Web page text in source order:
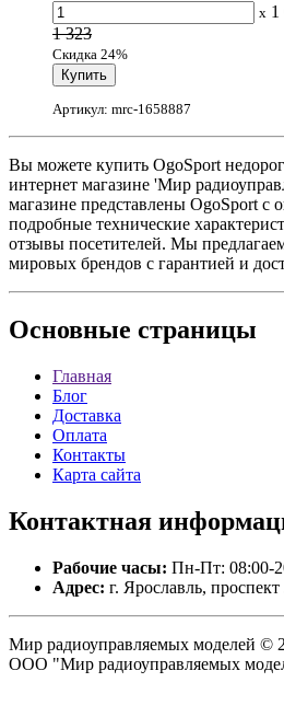
x 1
1 323
Скидка 24%
Артикул: mrc-1658887
Вы можете купить OgoSport
интернет магазине 'Мир
магазине представлены OgoSport с
подробные технические
отзывы посетителей. Мы
мировых брендов с гарантией и
Основные страницы
Главная
Блог
Доставка
Оплата
Контакты
Карта сайта
Контактная
Рабочие часы: Пн-Пт: 08:00-
Адрес: г. Ярославль,
Мир радиоуправляемых моделей ©
ООО "Мир радиоуправляемых